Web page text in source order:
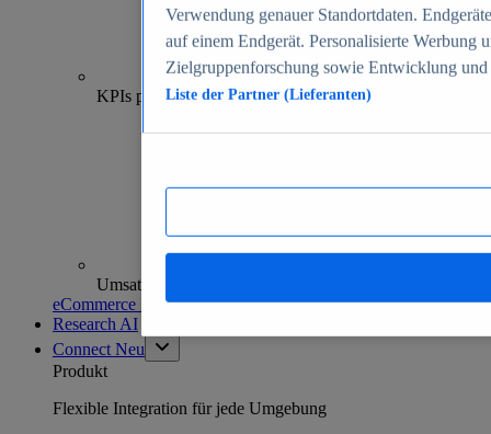
70+
KPIs pro Shop
Umsatzanalysen und -prognosen
eCommerce Insights entdecken
Research AI
Connect Neu
Produkt
Flexible Integration für jede Umgebung
Verwendung genauer Standortdaten.
auf einem Endgerät. Personalisierte Werbung
Zielgruppenforschung sowie Entwicklung
Liste der Partner (Lieferanten)